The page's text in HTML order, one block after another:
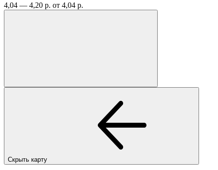
4,04 — 4,20 р. от 4,04 р.
Скрыть карту